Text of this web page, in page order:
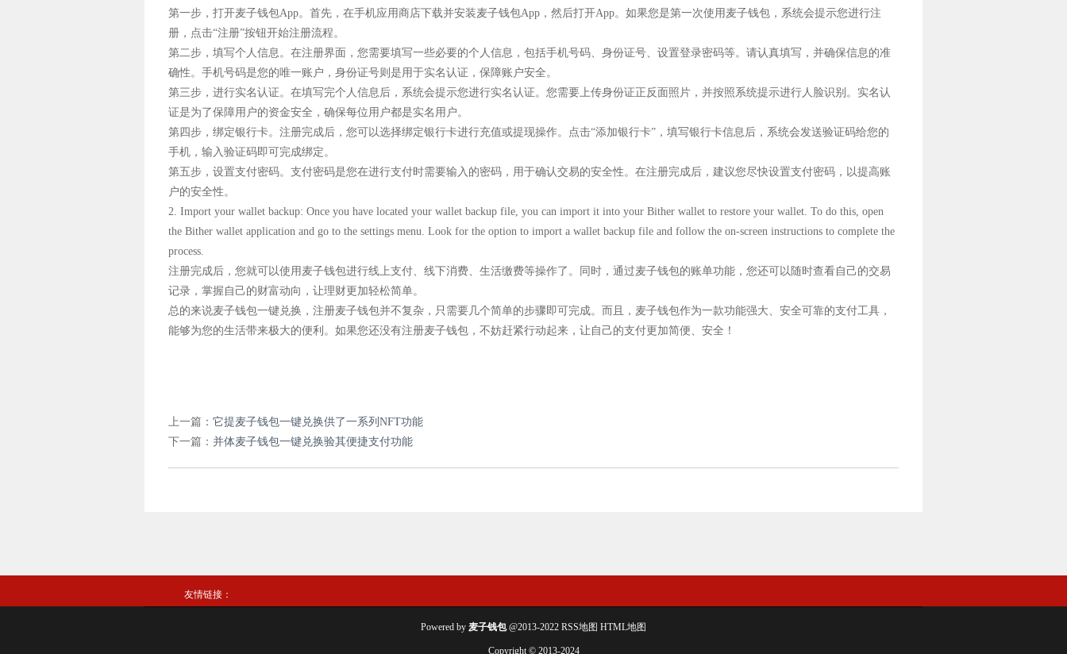
第一步，打开麦子钱包App。首先，在手机应用商店下载并安装麦子钱包App，然后打开App。如果您是第一次使用麦子钱包，系统会提示您进行注
册，点击“注册”按钮开始注册流程。
第二步，填写个人信息。在注册界面，您需要填写一些必要的个人信息，包括手机号码、身份证号、设置登录密码等。请认真填写，并确保信息的准
确性。手机号码是您的唯一账户，身份证号则是用于实名认证，保障账户安全。
第三步，进行实名认证。在填写完个人信息后，系统会提示您进行实名认证。您需要上传身份证正反面照片，并按照系统提示进行人脸识别。实名认
证是为了保障用户的资金安全，确保每位用户都是实名用户。
第四步，绑定银行卡。注册完成后，您可以选择绑定银行卡进行充值或提现操作。点击“添加银行卡”，填写银行卡信息后，系统会发送验证码给您的
手机，输入验证码即可完成绑定。
第五步，设置支付密码。支付密码是您在进行支付时需要输入的密码，用于确认交易的安全性。在注册完成后，建议您尽快设置支付密码，以提高账
户的安全性。
2. Import your wallet backup: Once you have located your wallet backup file, you can import it into your Bither wallet to restore your wallet. To do this, open
the Bither wallet application and go to the settings menu. Look for the option to import a wallet backup file and follow the on-screen instructions to complete the
process.
注册完成后，您就可以使用麦子钱包进行线上支付、线下消费、生活缴费等操作了。同时，通过麦子钱包的账单功能，您还可以随时查看自己的交易
记录，掌握自己的财富动向，让理财更加轻松简单。
总的来说麦子钱包一键兑换，注册麦子钱包并不复杂，只需要几个简单的步骤即可完成。而且，麦子钱包作为一款功能强大、安全可靠的支付工具，
能够为您的生活带来极大的便利。如果您还没有注册麦子钱包，不妨赶紧行动起来，让自己的支付更加简便、安全！
上一篇： 它提麦子钱包一键兑换供了一系列NFT功能
下一篇： 并体麦子钱包一键兑换验其便捷支付功能
友情链接：
Powered by 麦子钱包@2013-2022 RSS地图 HTML地图
Copyright© 2013-2024